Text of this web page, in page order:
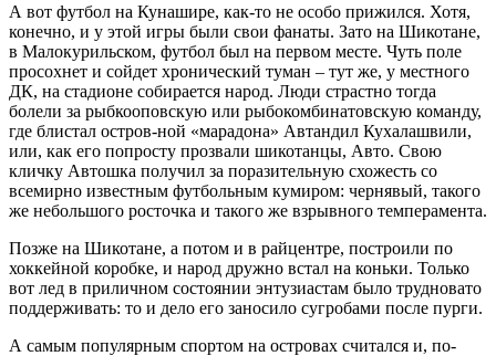
А вот футбол на Кунашире, как-то не особо прижился. Хотя,
конечно, и у этой игры были свои фанаты. Зато на Шикотане,
в Малокурильском, футбол был на первом месте. Чуть поле
просохнет и сойдет хронический туман – тут же, у местного
ДК, на стадионе собирается народ. Люди страстно тогда
болели за рыбкооповскую или рыбокомбинатовскую команду,
где блистал остров-ной «марадона» Автандил Кухалашвили,
или, как его попросту прозвали шикотанцы, Авто. Свою
кличку Автошка получил за поразительную схожесть со
всемирно известным футбольным кумиром: чернявый, такого
же небольшого росточка и такого же взрывного темперамента.
Позже на Шикотане, а потом и в райцентре, построили по
хоккейной коробке, и народ дружно встал на коньки. Только
вот лед в приличном состоянии энтузиастам было трудновато
поддерживать: то и дело его заносило сугробами после пурги.
А самым популярным спортом на островах считался и, по-